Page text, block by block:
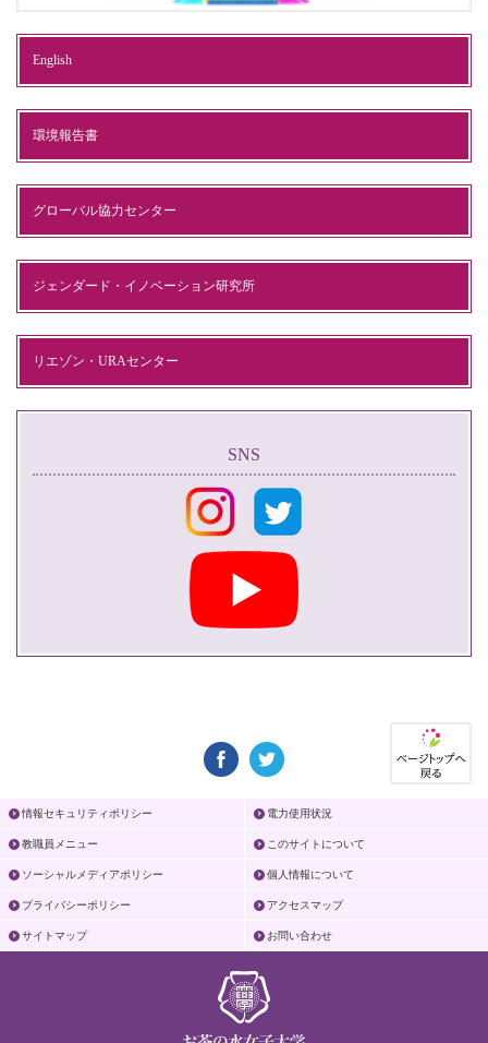
English
環境報告書
グローバル協力センター
ジェンダード・イノベーション研究所
リエゾン・URAセンター
SNS
情報セキュリティポリシー 電力使用状況
教職員メニュー このサイトについて
ソーシャルメディアポリシー 個人情報について
プライバシーポリシー アクセスマップ
サイトマップ お問い合わせ